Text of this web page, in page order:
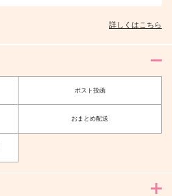
詳しくはこちら
ポスト投函
おまとめ配送